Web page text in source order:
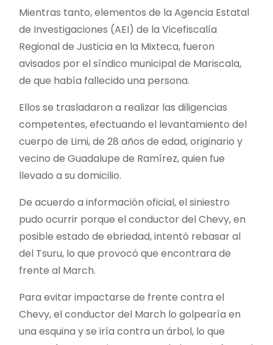
Mientras tanto, elementos de la Agencia Estatal
de Investigaciones (AEI) de la Vicefiscalía
Regional de Justicia en la Mixteca, fueron
avisados por el síndico municipal de Mariscala,
de que había fallecido una persona.
Ellos se trasladaron a realizar las diligencias
competentes, efectuando el levantamiento del
cuerpo de Limi, de 28 años de edad, originario y
vecino de Guadalupe de Ramírez, quien fue
llevado a su domicilio.
De acuerdo a información oficial, el siniestro
pudo ocurrir porque el conductor del Chevy, en
posible estado de ebriedad, intentó rebasar al
del Tsuru, lo que provocó que encontrara de
frente al March.
Para evitar impactarse de frente contra el
Chevy, el conductor del March lo golpearía en
una esquina y se iría contra un árbol, lo que